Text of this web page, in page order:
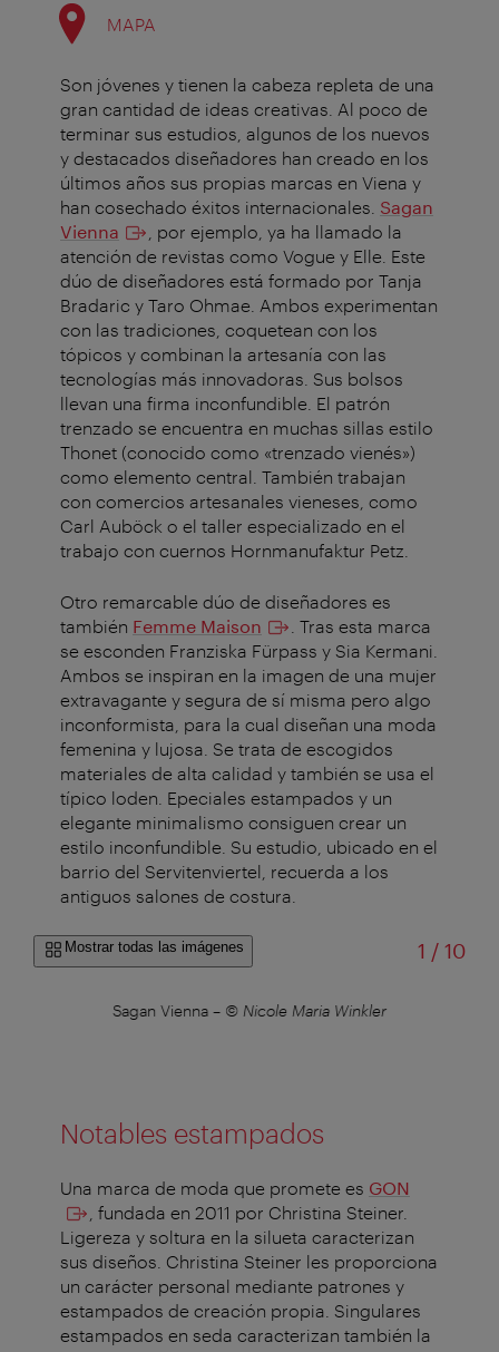
MAPA
Son jóvenes y tienen la cabeza repleta de una
gran cantidad de ideas creativas. Al poco de
terminar sus estudios, algunos de los nuevos
y destacados diseñadores han creado en los
últimos años sus propias marcas en Viena y
han cosechado éxitos internacionales. Sagan
Vienna
, por ejemplo, ya ha llamado la
atención de revistas como Vogue y Elle. Este
dúo de diseñadores está formado por Tanja
Bradaric y Taro Ohmae. Ambos experimentan
con las tradiciones, coquetean con los
tópicos y combinan la artesanía con las
tecnologías más innovadoras. Sus bolsos
llevan una firma inconfundible. El patrón
trenzado se encuentra en muchas sillas estilo
Thonet (conocido como «trenzado vienés»)
como elemento central. También trabajan
con comercios artesanales vieneses, como
Carl Auböck o el taller especializado en el
trabajo con cuernos Hornmanufaktur Petz.
Otro remarcable dúo de diseñadores es
también Femme Maison
. Tras esta marca
se esconden Franziska Fürpass y Sia Kermani.
Ambos se inspiran en la imagen de una mujer
extravagante y segura de sí misma pero algo
inconformista, para la cual diseñan una moda
femenina y lujosa. Se trata de escogidos
materiales de alta calidad y también se usa el
típico loden. Epeciales estampados y un
elegante minimalismo consiguen crear un
estilo inconfundible. Su estudio, ubicado en el
barrio del Servitenviertel, recuerda a los
antiguos salones de costura.
Mostrar todas las imágenes 1 /de
10
Sagan Vienna– © Nicole Maria Winkler
Notables estampados
Una marca de moda que promete es GON
, fundada en 2011 por Christina Steiner.
Ligereza y soltura en la silueta caracterizan
sus diseños. Christina Steiner les proporciona
un carácter personal mediante patrones y
estampados de creación propia. Singulares
estampados en seda caracterizan también la